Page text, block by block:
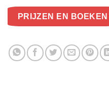
PRIJZEN EN BOEKEN